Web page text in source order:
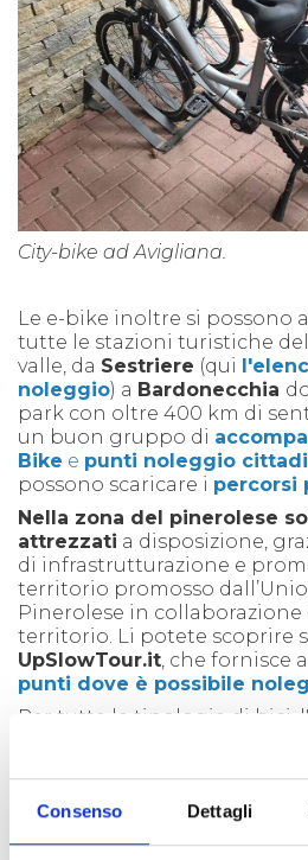
Consenso Dettagli
City-bike ad Avigliana.
Le e-bike inoltre si possono
tutte le stazioni turistiche
valle, da Sestriere (qui
noleggio) a Bardonecchia
park con oltre 400 km di
un buon gruppo di
Bike e punti noleggio
possono scaricare i percorsi
Nella zona del pinerolese
attrezzati a disposizione,
di infrastrutturazione e
territorio promosso
Pinerolese in collaborazione
territorio. Li potete scoprire
UpSlowTour.it, che fornisce
punti dove è possibile
Per tutte le tipologie di bici,
una pedalata responsabile,
rispetto della normativa
L'AUTORE